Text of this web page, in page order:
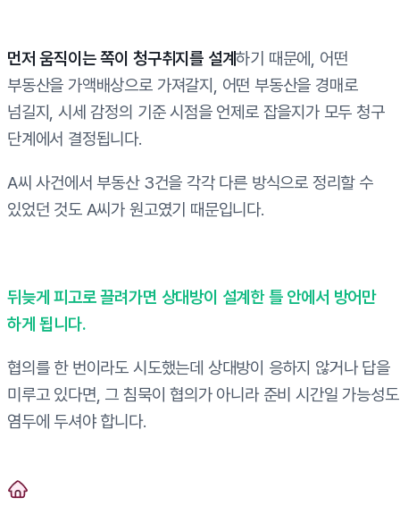
먼저 움직이는 쪽이 청구취지를 설계하기 때문에, 어떤
부동산을 가액배상으로 가져갈지, 어떤 부동산을 경매로
넘길지, 시세 감정의 기준 시점을 언제로 잡을지가 모두 청구
단계에서 결정됩니다.
A씨 사건에서 부동산 3건을 각각 다른 방식으로 정리할 수
있었던 것도 A씨가 원고였기 때문입니다.
뒤늦게 피고로 끌려가면 상대방이 설계한 틀 안에서 방어만
하게 됩니다.
협의를 한 번이라도 시도했는데 상대방이 응하지 않거나 답을
미루고 있다면, 그 침묵이 협의가 아니라 준비 시간일 가능성도
염두에 두셔야 합니다.